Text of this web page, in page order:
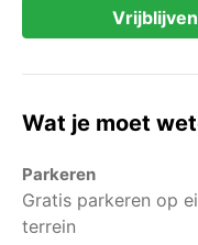
Wat je moet
Parkeren
Gratis parkeren op
terrein